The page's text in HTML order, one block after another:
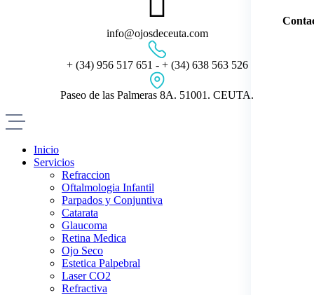
info@ojosdeceuta.com
+ (34) 956 517 651 - + (34) 638 563 526
Paseo de las Palmeras 8A. 51001. CEUTA.
Inicio
Servicios
Refraccion
Oftalmologia Infantil
Parpados y Conjuntiva
Catarata
Glaucoma
Retina Medica
Ojo Seco
Estetica Palpebral
Laser CO2
Refractiva